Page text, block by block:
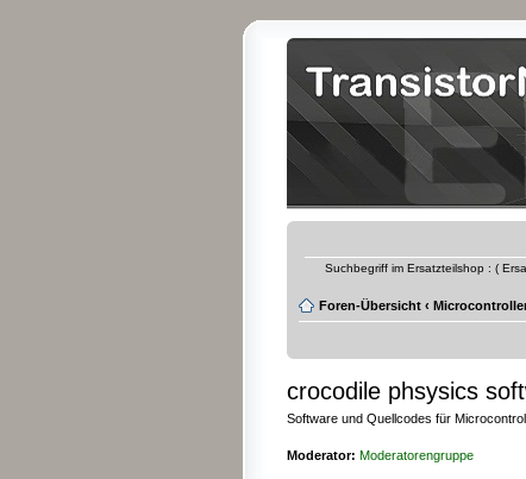
Suchbegriff im Ersatzteilshop : (
Foren-Übersicht ‹
crocodile phsysics
Software und Quellcodes für
Moderator: Moderatorengruppe